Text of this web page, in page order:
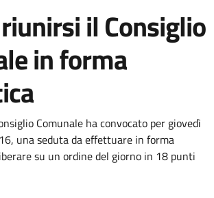
il Consiglio
in forma
comunicato:
Comunale ha convocato per giovedì
una seduta da effettuare in forma
su un ordine del giorno in 18 punti